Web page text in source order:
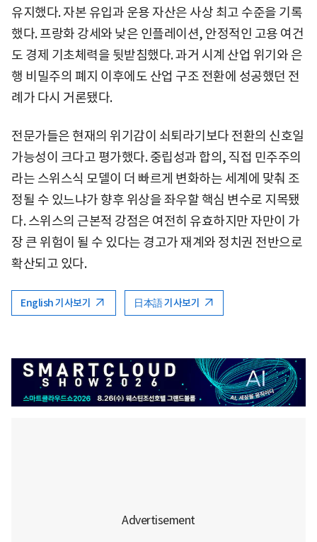
유지했다. 자본 유입과 운용 자산은 사상 최고 수준을 기록
했다. 프랑화 강세와 낮은 인플레이션, 안정적인 고용 여건
도 경제 기초체력을 뒷받침했다. 과거 시계 산업 위기와 은
행 비밀주의 폐지 이후에도 산업 구조 전환에 성공했던 전
례가 다시 거론됐다.
전문가들은 현재의 위기감이 쇠퇴라기보다 전환의 신호일
가능성이 크다고 평가했다. 중립성과 합의, 직접 민주주의
라는 스위스식 모델이 더 빠르게 변화하는 세계에 맞춰 조
정될 수 있느냐가 향후 위상을 좌우할 핵심 변수로 지목됐
다. 스위스의 근본적 강점은 여전히 유효하지만 자만이 가
장 큰 위험이 될 수 있다는 경고가 재계와 정치권 전반으로
확산되고 있다.
English 기사보기 日本語 기사보기